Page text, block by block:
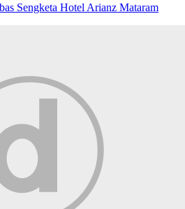
Sengketa Hotel Arianz Mataram